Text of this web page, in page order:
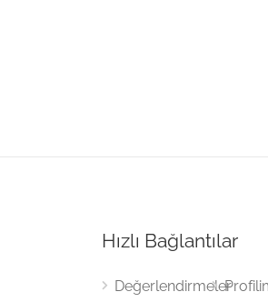
Hızlı Bağlantılar
Değerlendirmeler